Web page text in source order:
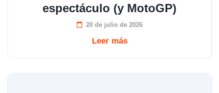
espectáculo (y MotoGP)
20 de julio de 2026
Leer más